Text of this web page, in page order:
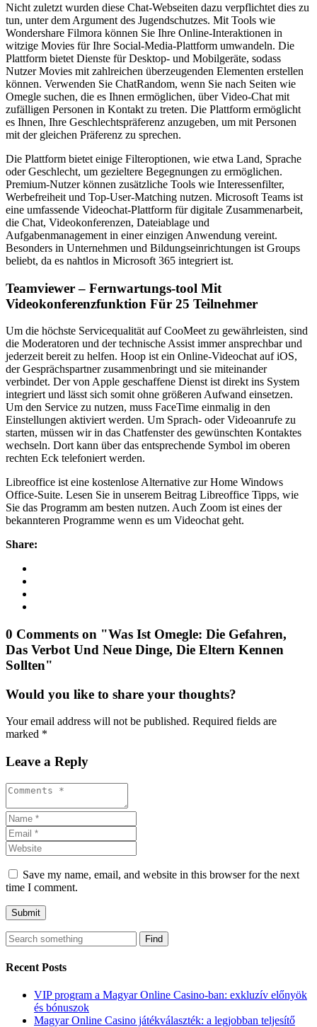
Nicht zuletzt wurden diese Chat-Webseiten dazu verpflichtet dies zu
tun, unter dem Argument des Jugendschutzes. Mit Tools wie
Wondershare Filmora können Sie Ihre Online-Interaktionen in
witzige Movies für Ihre Social-Media-Plattform umwandeln. Die
Plattform bietet Dienste für Desktop- und Mobilgeräte, sodass
Nutzer Movies mit zahlreichen überzeugenden Elementen erstellen
können. Verwenden Sie ChatRandom, wenn Sie nach Seiten wie
Omegle suchen, die es Ihnen ermöglichen, über Video-Chat mit
zufälligen Personen in Kontakt zu treten. Die Plattform ermöglicht
es Ihnen, Ihre Geschlechtspräferenz anzugeben, um mit Personen
mit der gleichen Präferenz zu sprechen.
Die Plattform bietet einige Filteroptionen, wie etwa Land, Sprache
oder Geschlecht, um gezieltere Begegnungen zu ermöglichen.
Premium-Nutzer können zusätzliche Tools wie Interessenfilter,
Werbefreiheit und Top‑User-Matching nutzen. Microsoft Teams ist
eine umfassende Videochat-Plattform für digitale Zusammenarbeit,
die Chat, Videokonferenzen, Dateiablage und
Aufgabenmanagement in einer einzigen Anwendung vereint.
Besonders in Unternehmen und Bildungseinrichtungen ist Groups
beliebt, da es nahtlos in Microsoft 365 integriert ist.
Teamviewer – Fernwartungs-tool Mit
Videokonferenzfunktion Für 25 Teilnehmer
Um die höchste Servicequalität auf CooMeet zu gewährleisten, sind
die Moderatoren und der technische Assist immer ansprechbar und
jederzeit bereit zu helfen. Hoop ist ein Online-Videochat auf iOS,
der Gesprächspartner zusammenbringt und sie miteinander
verbindet. Der von Apple geschaffene Dienst ist direkt ins System
integriert und lässt sich somit ohne größeren Aufwand einsetzen.
Um den Service zu nutzen, muss FaceTime einmalig in den
Einstellungen aktiviert werden. Um Sprach- oder Videoanrufe zu
starten, müssen wir in das Chatfenster des gewünschten Kontaktes
wechseln. Dort kann über das entsprechende Symbol im oberen
rechten Eck telefoniert werden.
Libreoffice ist eine kostenlose Alternative zur Home Windows
Office-Suite. Lesen Sie in unserem Beitrag Libreoffice Tipps, wie
Sie das Programm am besten nutzen. Auch Zoom ist eines der
bekannteren Programme wenn es um Videochat geht.
Share:
0 Comments on "Was Ist Omegle: Die Gefahren,
Das Verbot Und Neue Dinge, Die Eltern Kennen
Sollten"
Would you like to share your thoughts?
Your email address will not be published. Required fields are
marked *
Leave a Reply
Save my name, email, and website in this browser for the next
time I comment.
Find
Recent Posts
VIP program a Magyar Online Casino-ban: exkluzív előnyök
és bónuszok
Magyar Online Casino játékválaszték: a legjobban teljesítő